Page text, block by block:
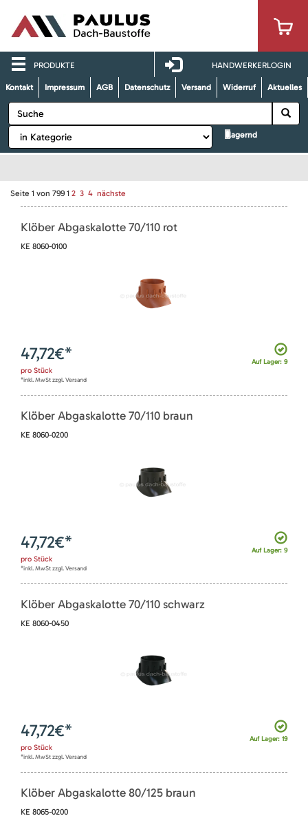
PRODUKTE HANDWERKERLOGIN
Kontakt Impressum AGB Datenschutz Versand Widerruf Aktuelles
lagernd
Seite 1 von 799 1 2 3 4 nächste
Klöber Abgaskalotte 70/110 rot
KE 8060-0100
Auf Lager: 9
47,72€*
pro Stück
*inkl. MwSt zzgl. Versand
Klöber Abgaskalotte 70/110 braun
KE 8060-0200
Auf Lager: 9
47,72€*
pro Stück
*inkl. MwSt zzgl. Versand
Klöber Abgaskalotte 70/110 schwarz
KE 8060-0450
Auf Lager: 19
47,72€*
pro Stück
*inkl. MwSt zzgl. Versand
Klöber Abgaskalotte 80/125 braun
KE 8065-0200